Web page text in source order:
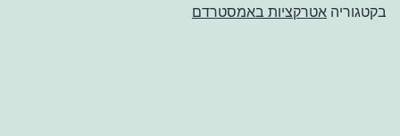
בקטגוריה אטרקציות באמסטרדם